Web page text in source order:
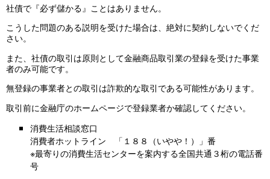
社債で『必ず儲かる』ことはありません。
こうした問題のある説明を受けた場合は、絶対に契約しないでくだ
さい。
また、社債の取引は原則として金融商品取引業の登録を受けた事業
者のみ可能です。
無登録の事業者との取引は詐欺的な取引である可能性があります。
取引前に金融庁のホームページで登録業者か確認してください。
消費生活相談窓口
消費者ホットライン 「１８８（いやや！）」番
※最寄りの消費生活センターを案内する全国共通３桁の電話番
号